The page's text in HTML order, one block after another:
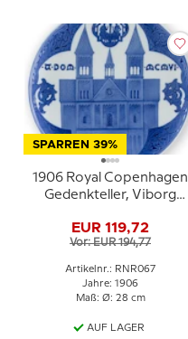
SPARREN 39%
1906 Royal Copenhagen
Gedenkteller, Viborg
A.DOM.MGMVI
EUR 119,72
Vor: EUR 194,77
Artikelnr.: RNR067
Jahre: 1906
Maß: Ø: 28 cm
AUF LAGER